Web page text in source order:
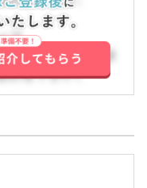
ブ
合わせ下さい。詳
わせ下さい。